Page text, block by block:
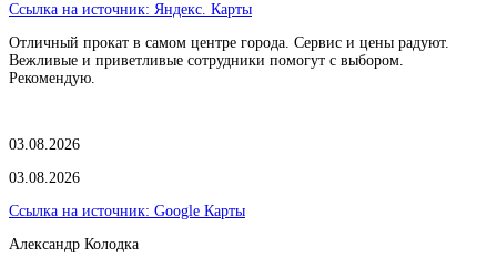
Ссылка на источник: Яндекс. Карты
Отличный прокат в самом центре города. Сервис и цены радуют.
Вежливые и приветливые сотрудники помогут с выбором.
Рекомендую.
03.08.2026
03.08.2026
Ссылка на источник: Google Карты
Александр Колодка